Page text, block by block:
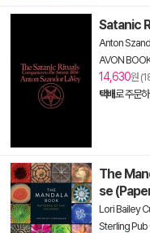
Satanic
Anton
AVON
14,630원
택배로 주문
The
se
Lori Bailey
Sterling Pub